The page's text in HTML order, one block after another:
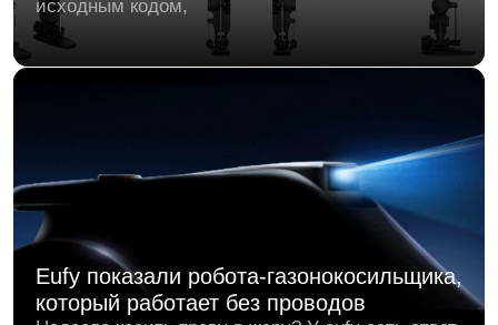
Роботы в «Вкусно — и точка»: теперь
они разносят бургеры и моют полы
Футуризм всё ближе — и теперь не только в